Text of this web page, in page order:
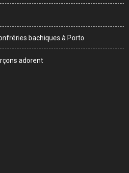
bachiques à Porto
adorent